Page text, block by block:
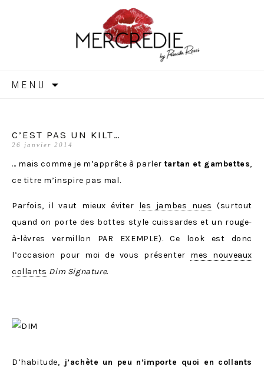
MERCREDIE
MENU
C’EST PAS UN KILT…
26 janvier 2014
… mais comme je m’apprête à parler tartan et gambettes,
ce titre m’inspire pas mal.
Parfois, il vaut mieux éviter les jambes nues (surtout
quand on porte des bottes style cuissardes et un rouge-
à-lèvres vermillon PAR EXEMPLE). Ce look est donc
l’occasion pour moi de vous présenter mes nouveaux
collants Dim Signature.
D’habitude, j’achète un peu n’importe quoi en collants